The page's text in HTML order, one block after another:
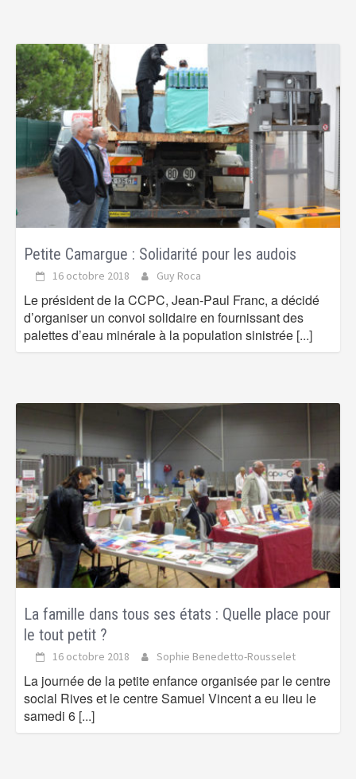
Petite Camargue : Solidarité pour les audois
16 octobre 2018 Guy Roca
Le président de la CCPC, Jean-Paul Franc, a décidé
d’organiser un convoi solidaire en fournissant des
palettes d’eau minérale à la population sinistrée [...]
La famille dans tous ses états : Quelle place pour
le tout petit ?
16 octobre 2018 Sophie Benedetto-Rousselet
La journée de la petite enfance organisée par le centre
social Rives et le centre Samuel Vincent a eu lieu le
samedi 6 [...]